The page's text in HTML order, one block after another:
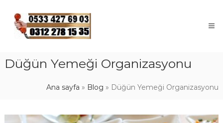
content
Düğün Yemeği Organizasyonu
Ana sayfa » Blog » Düğün Yemeği Organizasyonu